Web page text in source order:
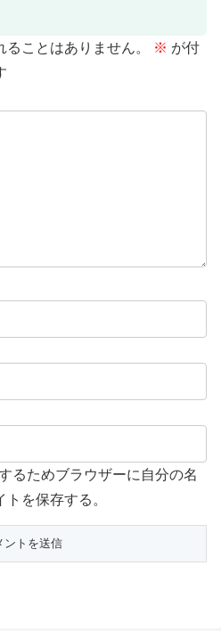
ことはありません。 ※ が付
るためブラウザーに自分の名
を保存する。